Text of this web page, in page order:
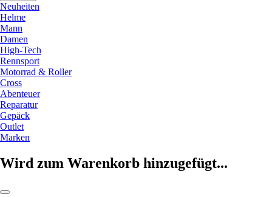
Neuheiten
Helme
Mann
Damen
High-Tech
Rennsport
Motorrad & Roller
Cross
Abenteuer
Reparatur
Gepäck
Outlet
Marken
Wird zum Warenkorb hinzugefügt...